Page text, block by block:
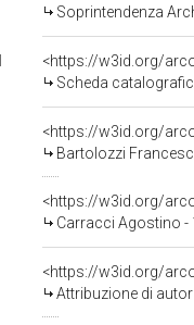
Soprintendenza
<https://w3id.org/
Scheda
<https://w3id.org/
Bartolozzi
<https://w3id.org/
Carracci Agostino -
<https://w3id.org/
Attribuzione di